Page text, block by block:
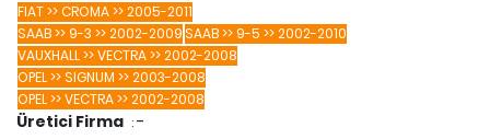
FIAT >> CROMA >> 2005-2011
SAAB >> 9-3 >> 2002-2009SAAB >> 9-5 >> 2002-2010
VAUXHALL >> VECTRA >> 2002-2008
OPEL >> SIGNUM >> 2003-2008
OPEL >> VECTRA >> 2002-2008
Üretici Firma : -